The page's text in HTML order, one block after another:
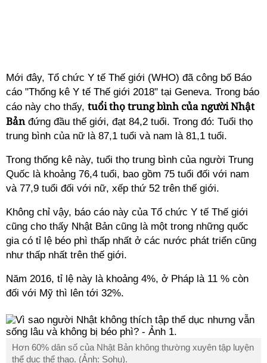
Mới đây, Tổ chức Y tế Thế giới (WHO) đã công bố Báo
cáo "Thống kê Y tế Thế giới 2018" tại Geneva. Trong báo
cáo này cho thấy, tuổi thọ trung bình của người Nhật
Bảnđứng đầu thế giới, đạt 84,2 tuổi. Trong đó: Tuổi thọ
trung bình của nữ là 87,1 tuổi và nam là 81,1 tuổi.
Trong thống kê này, tuổi thọ trung bình của người Trung
Quốc là khoảng 76,4 tuổi, bao gồm 75 tuổi đối với nam
và 77,9 tuổi đối với nữ, xếp thứ 52 trên thế giới.
Không chỉ vậy, báo cáo này của Tổ chức Y tế Thế giới
cũng cho thấy Nhật Bản cũng là một trong những quốc
gia có tỉ lệ béo phì thấp nhất ở các nước phát triển cũng
như thấp nhất trên thế giới.
Năm 2016, tỉ lệ này là khoảng 4%, ở Pháp là 11 % còn
đối với Mỹ thì lên tới 32%.
Hơn 60% dân số của Nhật Bản không thường xuyên tập luyện
thể dục thể thao. (Ảnh: Sohu).